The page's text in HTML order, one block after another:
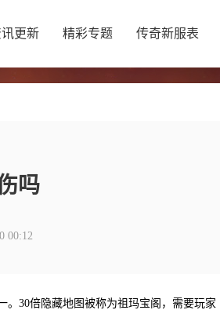
更新 精彩专题 传奇新服表
吗
00:12
。30倍隐藏地图被称为祖玛宝阁，需要玩家